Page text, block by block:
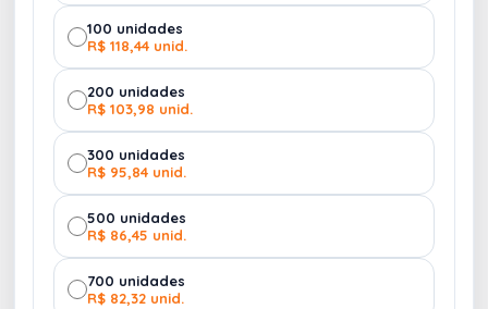
1 Bloco de Rascunho - 14,8x10,5cm
em papel cartão 300g e miolo liso com 100
folhas sem impressão
1 Caneca Inox personalizada
laser 1 Cartão Personalizado para
mensagem ao colaborador - 10x15cm
1 Mouse Pad no formato- 16x21cm 1 Caneta
de metal personalizada - Gravação Laser
100 unidades
R$ 118,44 unid.
200 unidades
R$ 103,98 unid.
300 unidades
R$ 95,84 unid.
500 unidades
R$ 86,45 unid.
700 unidades
R$ 82,32 unid.